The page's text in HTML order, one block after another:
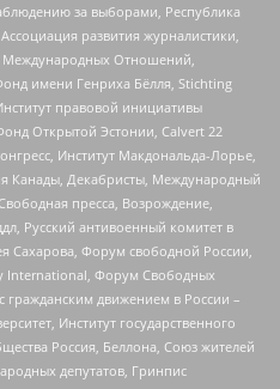
за выборами, Республика
развития журналистики,
Международных Отношений,
имени Генриха Бёлля, Stichting
правовой инициативы
Открытой Эстонии, Calvert 22
Институт Макдональда-Лорье,
Канады, Декабристы, Международный
пресса, Возрождение,
Русский антивоенный комитет в
Сахарова, Форум свободной России,
International, Форум Свободных
гражданским движением в России –
Институт государственного
Россия, Беллона, Союз жителей
депутатов, Гринпис